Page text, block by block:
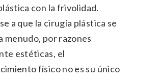
con la frivolidad.
a que la cirugía plástica se
menudo, por razones
estéticas, el
físico no es su único